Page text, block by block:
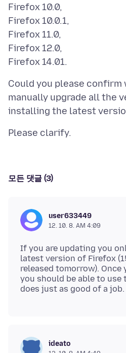
Firefox 10.0,
Firefox 10.0.1,
Firefox 11.0,
Firefox 12.0,
Could you please
manually upgrade all the
모든 댓글 (3)
user633449
12. 10. 8. AM 4:09
If you are updating you
latest version of Firefox
released tomorrow). Once
you should be able to
ideato